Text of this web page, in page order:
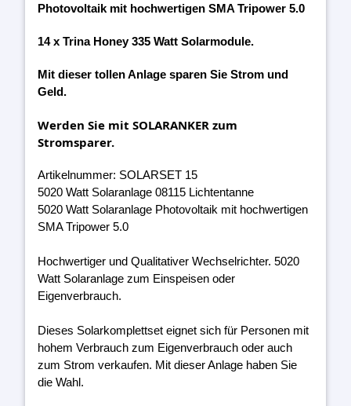
Photovoltaik mit hochwertigen SMA Tripower 5.0
14 x Trina Honey 335 Watt Solarmodule.
Mit dieser tollen Anlage sparen Sie Strom und
Geld.
Werden Sie mit SOLARANKER zum
Stromsparer.
Artikelnummer: SOLARSET 15
5020 Watt Solaranlage 08115 Lichtentanne
5020 Watt Solaranlage Photovoltaik mit hochwertigen
SMA Tripower 5.0
Hochwertiger und Qualitativer Wechselrichter. 5020
Watt Solaranlage zum Einspeisen oder
Eigenverbrauch.
Dieses Solarkomplettset eignet sich für Personen mit
hohem Verbrauch zum Eigenverbrauch oder auch
zum Strom verkaufen. Mit dieser Anlage haben Sie
die Wahl.